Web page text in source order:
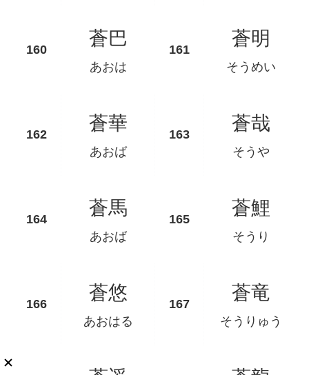
蒼巴
あおは
蒼明
そうめい
蒼華
あおば
蒼哉
そうや
蒼馬
あおば
蒼鯉
そうり
蒼悠
あおはる
蒼竜
そうりゅう